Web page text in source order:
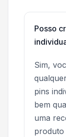
Posso
Sim,
pins
bem
uma
produto